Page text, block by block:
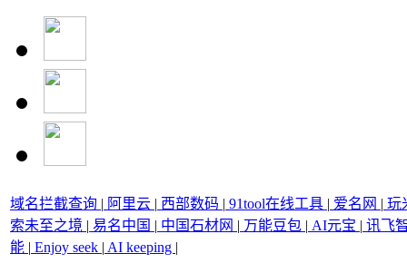
域名拦截查询 | 阿里云 | 西部数码 | 91tool在线工具 | 爱名网 | 玩
索未至之境 | 易名中国 | 中国石材网 | 万能豆包 | AI元宝 | 讯飞
能 | Enjoy seek | AI keeping |